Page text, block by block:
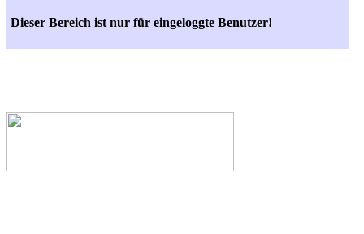
Dieser Bereich ist nur für eingeloggte Benutzer!